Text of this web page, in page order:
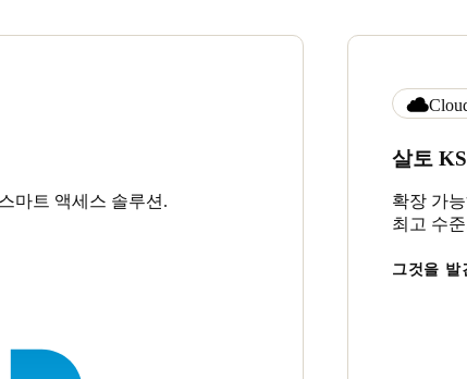
마트 액세스 솔루션.
살토 KS
확장 가
최고 수
그것을 발